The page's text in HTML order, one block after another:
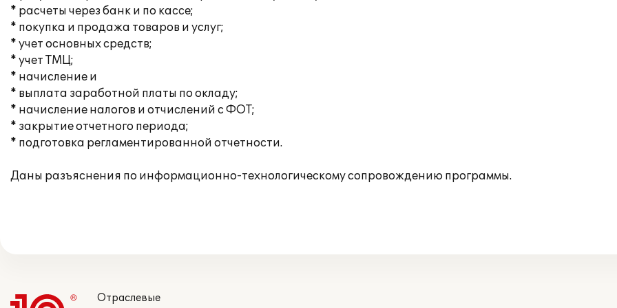
* расчеты через банк и по кассе;
* покупка и продажа товаров и услуг;
* учет основных средств;
* учет ТМЦ;
* начисление и
* выплата заработной платы по окладу;
* начисление налогов и отчислений с ФОТ;
* закрытие отчетного периода;
* подготовка регламентированной отчетности.
Даны разъяснения по информационно-технологическому сопровождению программы.
Отраслевые